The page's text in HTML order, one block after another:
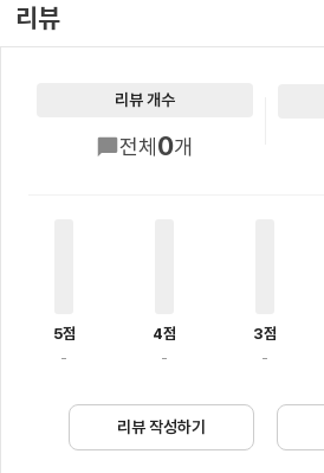
리뷰
리뷰 개수
전체 0개
5점
-
4점
-
3점
-
리뷰 작성하기